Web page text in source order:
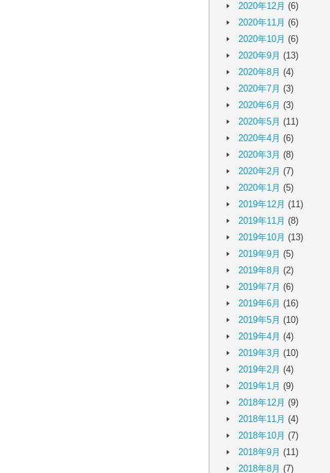
2020年12月 (6)
2020年11月 (6)
2020年10月 (6)
2020年9月 (13)
2020年8月 (4)
2020年7月 (3)
2020年6月 (3)
2020年5月 (11)
2020年4月 (6)
2020年3月 (8)
2020年2月 (7)
2020年1月 (5)
2019年12月 (11)
2019年11月 (8)
2019年10月 (13)
2019年9月 (5)
2019年8月 (2)
2019年7月 (6)
2019年6月 (16)
2019年5月 (10)
2019年4月 (4)
2019年3月 (10)
2019年2月 (4)
2019年1月 (9)
2018年12月 (9)
2018年11月 (4)
2018年10月 (7)
2018年9月 (11)
2018年8月 (7)